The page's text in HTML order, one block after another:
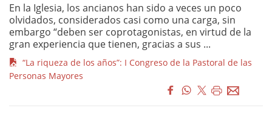
En la Iglesia, los ancianos han sido a veces un poco
olvidados, considerados casi como una carga, sin
embargo “deben ser coprotagonistas, en virtud de la
gran experiencia que tienen, gracias a sus ...
“La riqueza de los años”: I Congreso de la Pastoral de las
Personas Mayores